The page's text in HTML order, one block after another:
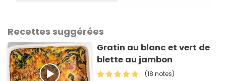
Recettes suggérées
Gratin au blanc et vert de
blette au jambon
(18 notes)